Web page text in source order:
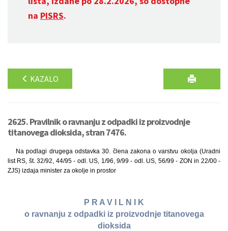
na PISRS.
KAZALO
2625. Pravilnik o ravnanju z odpadki iz proizvodnje
titanovega dioksida, stran 7476.
Na podlagi drugega odstavka 30. člena zakona o varstvu okolja (Uradni
list RS, št. 32/92, 44/95 - odl. US, 1/96, 9/99 - odl. US, 56/99 - ZON in 22/00 -
ZJS) izdaja minister za okolje in prostor
P R A V I L N I K
o ravnanju z odpadki iz proizvodnje titanovega
dioksida